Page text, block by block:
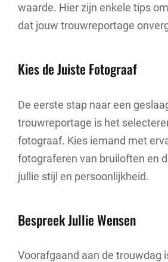
waarde. Hier zijn enkele tips
dat jouw trouwreportage
Kies de Juiste Fotograaf
De eerste stap naar een
trouwreportage is het
fotograaf. Kies iemand met
fotograferen van bruiloften en
jullie stijl en persoonlijkheid.
Bespreek Jullie Wensen
Voorafgaand aan de trouwdag